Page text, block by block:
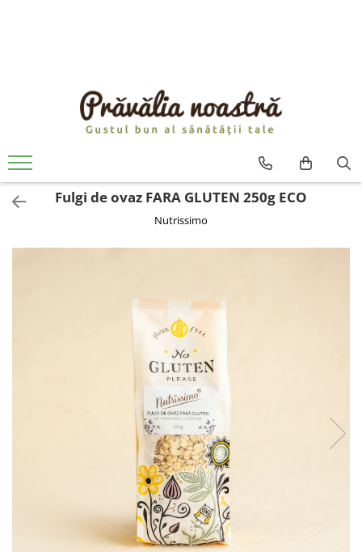
ULEIURI ȘI UNTURI
MĂSLINE
NUCI ȘI SEMINȚE
FRUCTE DESHIDRATATE
ÎNDULCITORI NATURALI / MIERE
BĂUTURI / LAPTE VEGETAL
CREME ȘI PASTE TARTINABILE
Fulgi de ovaz FARA GLUTEN 250g ECO
Nutrissimo